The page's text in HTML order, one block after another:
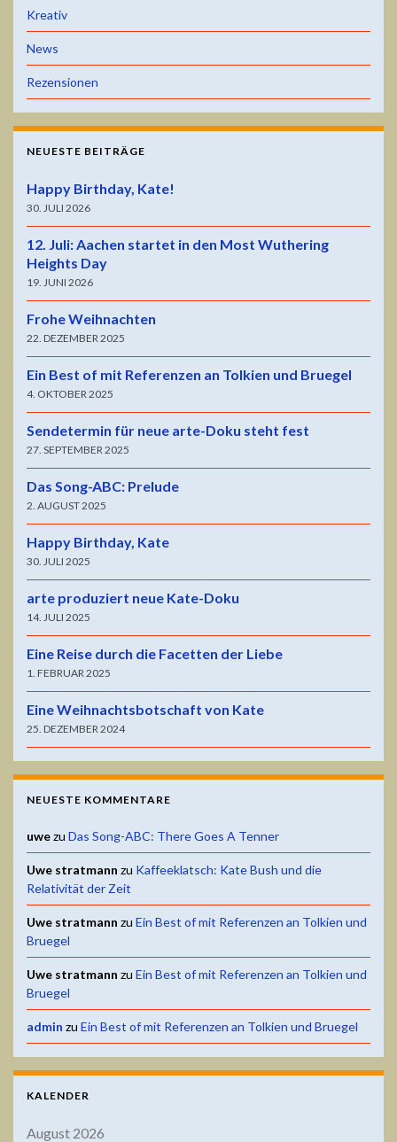
Kreativ
News
Rezensionen
NEUESTE BEITRÄGE
Happy Birthday, Kate!
30. JULI 2026
12. Juli: Aachen startet in den Most Wuthering
Heights Day
19. JUNI 2026
Frohe Weihnachten
22. DEZEMBER 2025
Ein Best of mit Referenzen an Tolkien und Bruegel
4. OKTOBER 2025
Sendetermin für neue arte-Doku steht fest
27. SEPTEMBER 2025
Das Song-ABC: Prelude
2. AUGUST 2025
Happy Birthday, Kate
30. JULI 2025
arte produziert neue Kate-Doku
14. JULI 2025
Eine Reise durch die Facetten der Liebe
1. FEBRUAR 2025
Eine Weihnachtsbotschaft von Kate
25. DEZEMBER 2024
NEUESTE KOMMENTARE
uwezu Das Song-ABC: There Goes A Tenner
Uwe stratmann zu Kaffeeklatsch: Kate Bush und die
Relativität der Zeit
Uwe stratmann zu Ein Best of mit Referenzen an Tolkien und
Bruegel
Uwe stratmann zu Ein Best of mit Referenzen an Tolkien und
Bruegel
admin zu Ein Best of mit Referenzen an Tolkien und Bruegel
KALENDER
August 2026